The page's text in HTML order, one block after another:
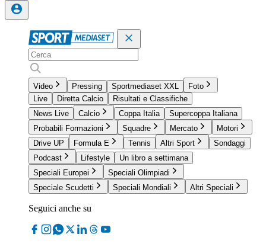
Video Pressing Sportmediaset XXL
Foto
Live
Diretta Calcio
Risultati e Classifiche
News Live
Calcio Coppa Italia
Supercoppa Italiana
Probabili Formazioni
Squadre Mercato
Motori
Drive UP
Formula E Tennis Altri Sport
Sondaggi
Podcast
Lifestyle
Un libro a settimana
Speciali Europei
Speciali Olimpiadi
Speciale Scudetti
Speciali Mondiali Altri Speciali
Seguici anche su